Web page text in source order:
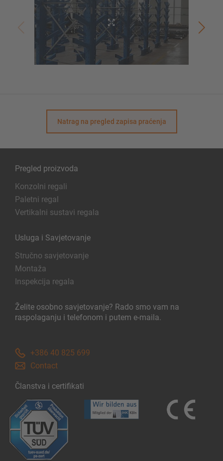
Natrag na pregled zapisa praćenja
Pregled proizvoda
Konzolni regali
Paletni regal
Vertikalni sustavi regala
Usluga i Savjetovanje
Stručno savjetovanje
Montaža
Inspekcija regala
Želite osobno savjetovanje? Rado smo vam na
raspolaganju i telefonom i putem e-maila.
+386 40 825 699
Contact
Članstva i certifikati